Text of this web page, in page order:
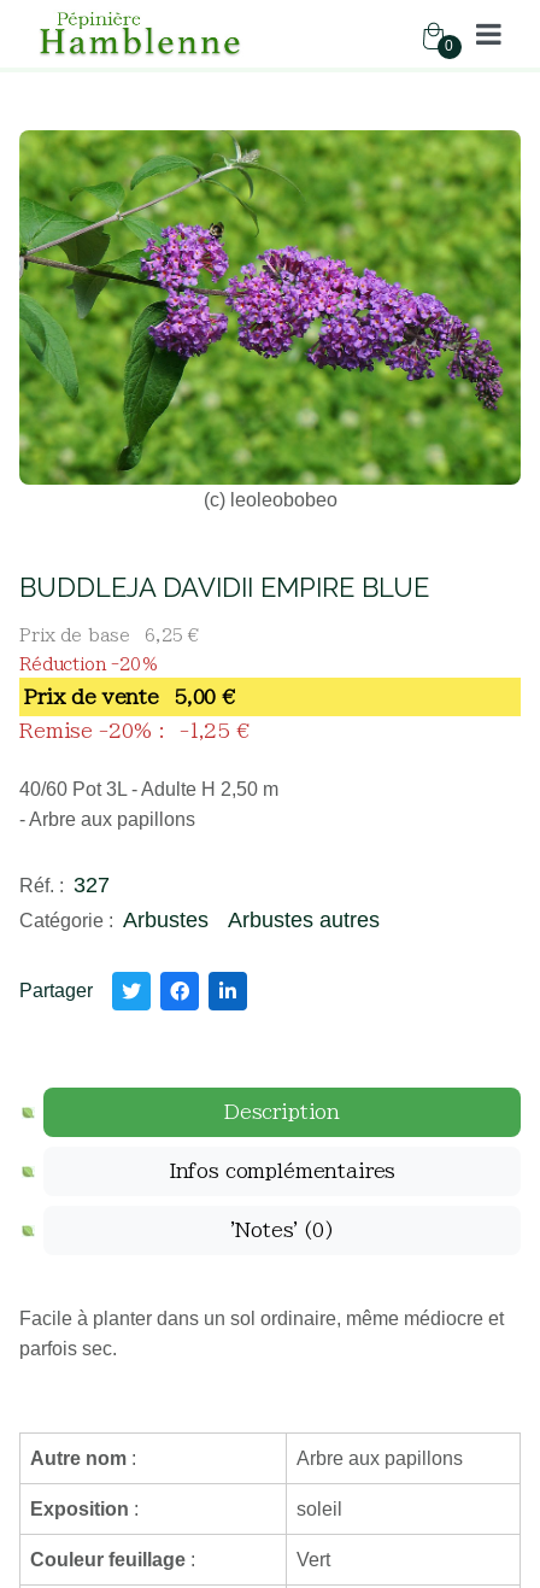
0
Accueil Boutique
Arbustes
BUDDLEJA DAVIDII EMPIRE BLUE
(c) leoleobobeo
BUDDLEJA DAVIDII EMPIRE BLUE
Prix de base
6,25 €
Réduction -20%
Prix ​​de vente
5,00 €
Remise -20% :
-1,25 €
40/60 Pot 3L - Adulte H 2,50 m
- Arbre aux papillons
Réf. : 327
Catégorie : Arbustes Arbustes autres
Partager
Description
Infos complémentaires
'Notes' (0)
Facile à planter dans un sol ordinaire, même médiocre et
parfois sec.
Autre nom : Arbre aux papillons
Exposition : soleil
Couleur feuillage : Vert